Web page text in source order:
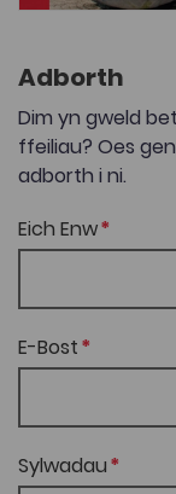
Adborth
Dim yn gweld
ffeiliau? Oes
adborth i ni.
Eich Enw
E-Bost
Sylwadau